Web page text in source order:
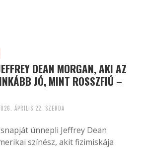
DEAN MORGAN, AKI AZ
JÓ, MINT ROSSZFIÚ –
ÁPRILIS 22. SZERDA
ünnepli Jeffrey Dean
színész, akit fizimiskája